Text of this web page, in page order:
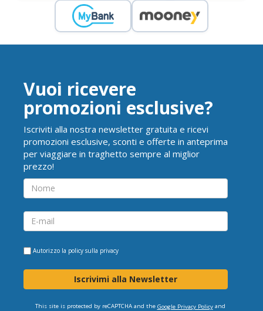
Vuoi ricevere
promozioni esclusive?
Iscriviti alla nostra newsletter gratuita e ricevi
promozioni esclusive, sconti e offerte in anteprima
per viaggiare in traghetto sempre al miglior
prezzo!
Autorizzo la policy sulla privacy
Iscrivimi alla Newsletter
This site is protected by reCAPTCHA and the Google Privacy Policyand